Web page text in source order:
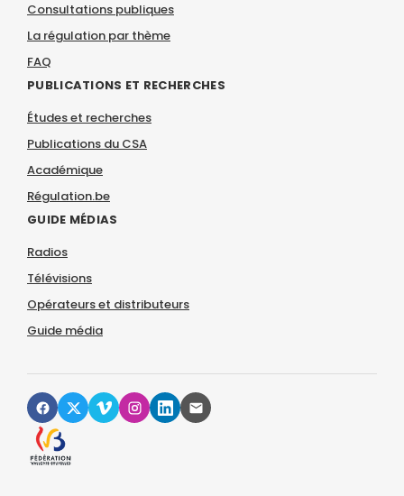
Consultations publiques
La régulation par thème
FAQ
PUBLICATIONS ET RECHERCHES
Études et recherches
Publications du CSA
Académique
Régulation.be
GUIDE MÉDIAS
Radios
Télévisions
Opérateurs et distributeurs
Guide média